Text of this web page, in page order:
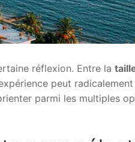
réflexion. Entre la
peut
parmi les multiples